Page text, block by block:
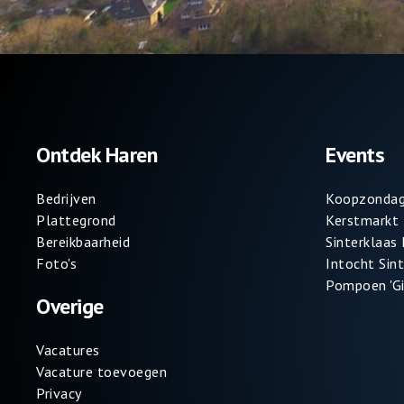
Ontdek Haren
Bedrijven
Plattegrond
Bereikbaarheid
Foto's
Overige
Vacatures
Vacature toevoegen
Privacy
Events
Kerstmarkt
Sinterklaas
Intocht
Pompoen